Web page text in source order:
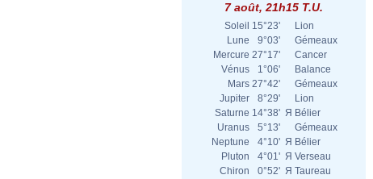
7 août, 21h15 T.U.
Soleil 15°23'
Lion
Lune
9°03'
Gémeaux
Mercure 27°17'
Cancer
Vénus
1°06'
Balance
Mars 27°42'
Gémeaux
Jupiter
8°29'
Lion
Saturne 14°38' Я Bélier
Uranus
5°13'
Gémeaux
Neptune
4°10' Я Bélier
Pluton
4°01' Я Verseau
Chiron
0°52' Я Taureau